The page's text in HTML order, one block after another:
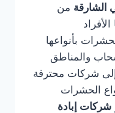
الشارقة من
بأنواعها
والمناطق
إلى شركات محترفة
الحشرات
شركات إبادة